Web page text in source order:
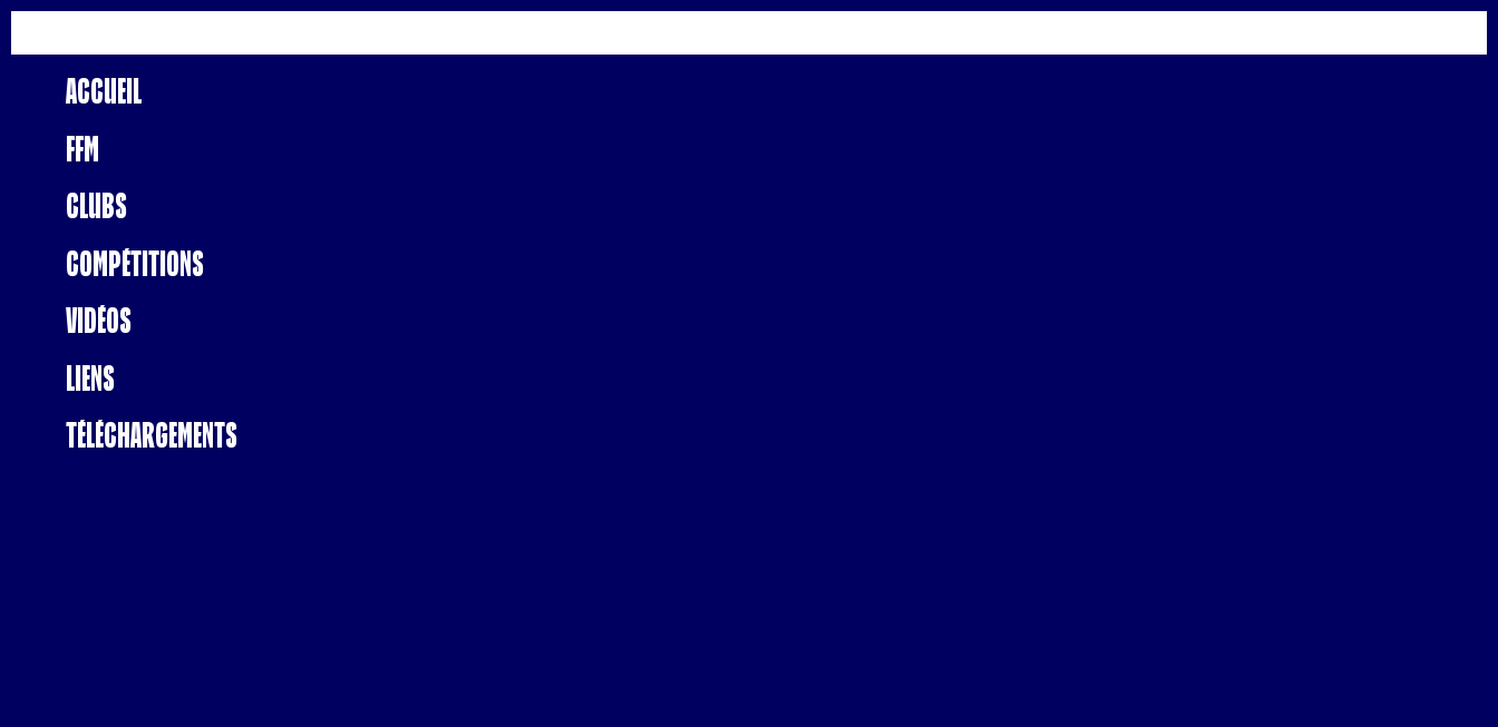
Accueil
FFM
Clubs
Compétitions
Vidéos
Liens
Téléchargements